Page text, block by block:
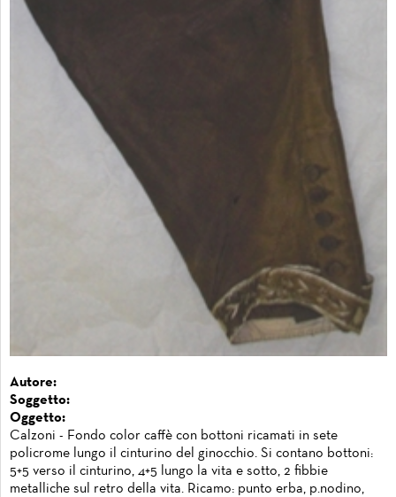
Autore:
Soggetto:
Oggetto:
Calzoni - Fondo color caffè con bottoni ricamati in sete
policrome lungo il cinturino del ginocchio. Si contano bottoni:
5+5 verso il cinturino, 4+5 lungo la vita e sotto, 2 fibbie
metalliche sul retro della vita. Ricamo: punto erba, p.nodino,